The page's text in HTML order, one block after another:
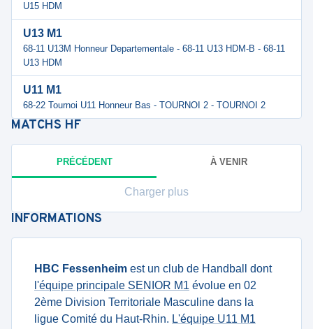
U15 HDM
U13 M1
68-11 U13M Honneur Departementale - 68-11 U13 HDM-B - 68-11
U13 HDM
U11 M1
68-22 Tournoi U11 Honneur Bas - TOURNOI 2 - TOURNOI 2
MATCHS HF
PRÉCÉDENT À VENIR
Charger plus
INFORMATIONS
HBC Fessenheim est un club de Handball dont
l'équipe principale SENIOR M1 évolue en 02
2ème Division Territoriale Masculine dans la
ligue Comité du Haut-Rhin. L'équipe U11 M1